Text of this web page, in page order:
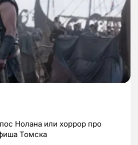
Нолана или хоррор про
Томска